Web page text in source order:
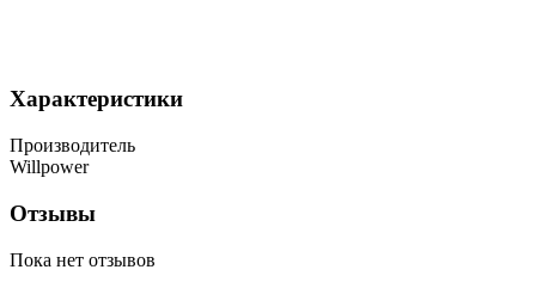
Характеристики
Производитель
Willpower
Отзывы
Пока нет отзывов